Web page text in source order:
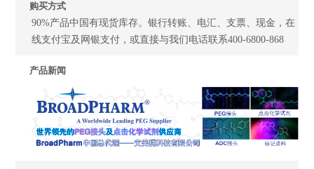
购买方式
90%产品中国有现货库存。银行转账、电汇、支票、现金，在
线支付宝及网银支付，或直接与我们电话联系400-6800-868
产品新闻